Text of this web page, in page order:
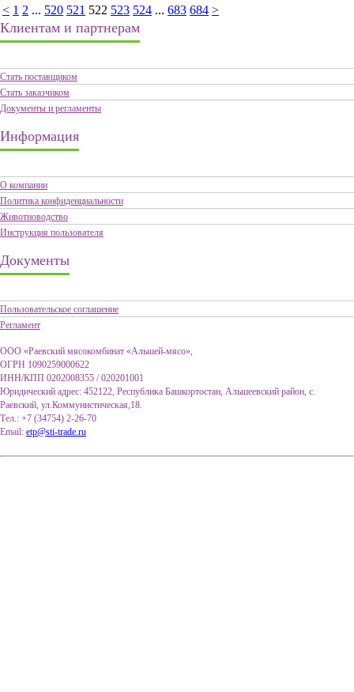
< 1 2 ... 520 521 522 523 524 ... 683 684 >
Клиентам и партнерам
Стать поставщиком
Стать заказчиком
Документы и регламенты
Информация
О компании
Политика конфиденциальности
Животноводство
Инструкция пользователя
Документы
Пользовательское соглашение
Регламент
ООО «Раевский мясокомбинат «Альшей-мясо»,
ОГРН 1090259000622
ИНН/КПП 0202008355 / 020201001
Юридический адрес: 452122, Республика Башкортостан, Альшеевский район, с.
Раевский, ул.Коммунистическая,18.
Тел.: +7 (34754) 2-26-70
Email: etp@sti-trade.ru